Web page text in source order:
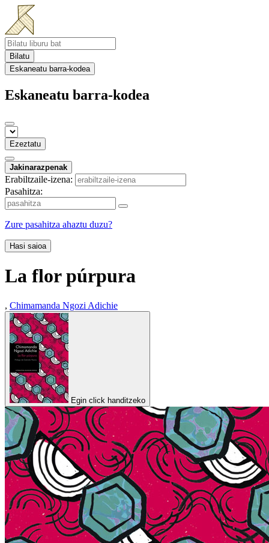
Bilatu
Eskaneatu barra-kodea
Eskaneatu barra-kodea
Ezeztatu
Jakinarazpenak
Erabiltzaile-izena:
Pasahitza:
Zure pasahitza ahaztu duzu?
Hasi saioa
La flor púrpura
, Chimamanda Ngozi Adichie
Egin click handitzeko